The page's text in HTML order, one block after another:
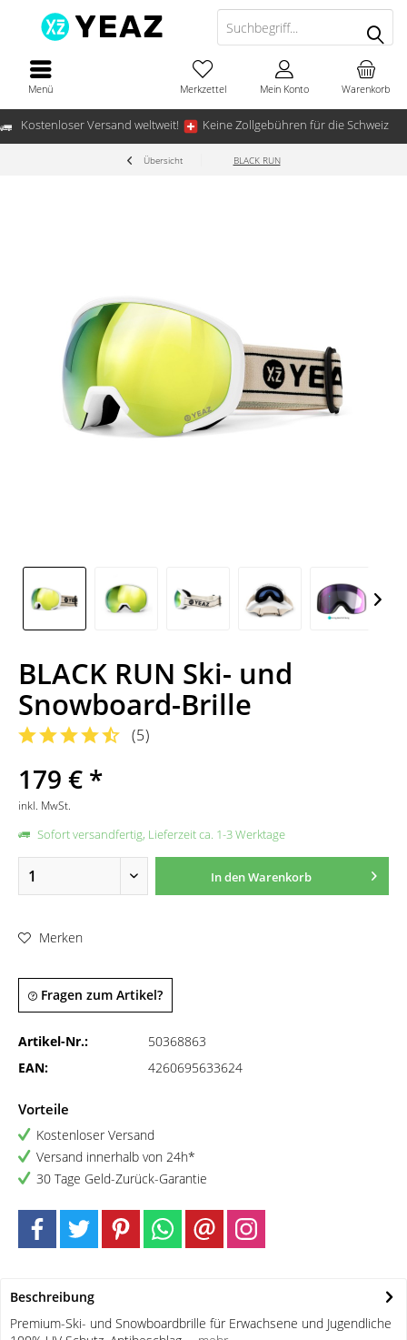
Kostenloser Versand weltweit! Keine Zollgebühren für die Schweiz
Menü Warenkorb
Merkzettel Mein Konto
Übersicht BLACK RUN
BLACK RUN Ski- und
Snowboard-Brille
(5)
179 € *
inkl. MwSt.
Sofort versandfertig, Lieferzeit ca. 1-3 Werktage
In denWarenkorb
Merken
Fragen zum Artikel?
Artikel-Nr.:
50368863
EAN:
4260695633624
Vorteile
Kostenloser Versand
Versand innerhalb von 24h*
30 Tage Geld-Zurück-Garantie
Beschreibung
Premium-Ski- und Snowboardbrille für Erwachsene und Jugendliche